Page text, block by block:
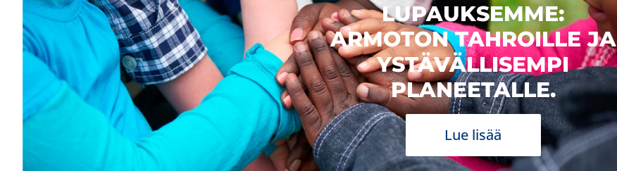
LUPAUKSEMME:
ARMOTON TAHROILLE JA
YSTÄVÄLLISEMPI
PLANEETALLE.
Lue lisää